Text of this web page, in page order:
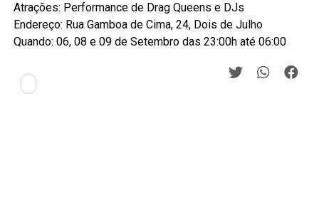
Atrações: Performance de Drag Queens e DJs
Endereço: Rua Gamboa de Cima, 24, Dois de Julho
Quando: 06, 08 e 09 de Setembro das 23:00h até 06:00